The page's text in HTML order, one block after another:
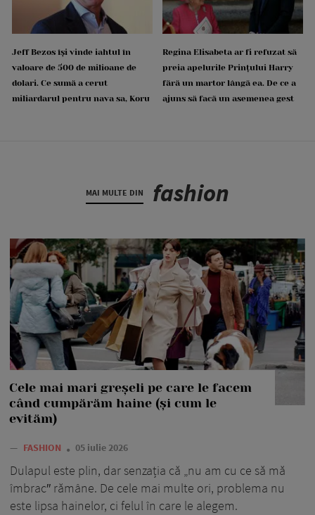
Jeff Bezos își vinde iahtul în
valoare de 500 de milioane de
dolari. Ce sumă a cerut
miliardarul pentru nava sa, Koru
Regina Elisabeta ar fi refuzat să
preia apelurile Prințului Harry
fără un martor lângă ea. De ce a
ajuns să facă un asemenea gest
MAI MULTE DIN fashion
Cele mai mari greșeli pe care le facem
când cumpărăm haine (și cum le
evităm)
— FASHION 05 iulie 2026
Dulapul este plin, dar senzația că „nu am cu ce să mă
îmbrac″ rămâne. De cele mai multe ori, problema nu
este lipsa hainelor, ci felul în care le alegem.